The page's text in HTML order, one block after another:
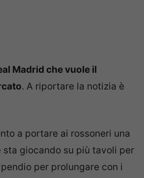
Madrid che vuole il
. A riportare la notizia è
a portare ai rossoneri una
giocando su più tavoli per
per prolungare con i